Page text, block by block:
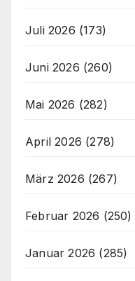
Juli 2026 (173)
Juni 2026 (260)
Mai 2026 (282)
April 2026 (278)
März 2026 (267)
Februar 2026 (250)
Januar 2026 (285)